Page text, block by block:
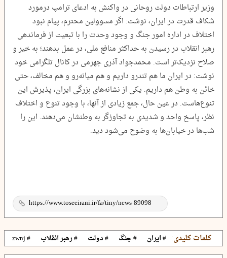
وزیر ارتباطات دولت روحانی در واکنش به ادعای ترامپ درمورد
شکاف قدرت در ایران، نوشت: اگر مسوولین محترم، پیام نبود
اختلاف در اداره امور جنگ و وجود وحدت را با تبعیت از فرماندهی
رهبر انقلاب در رسیدن به حداکثر منافع ملی، در عمل بدهند؛ به خیر و
صلاح نزدیک‌تر است. محمدجواد آذری جهرمی در کانال تلگرامی خود
نوشت: در ایران ما هم تندرو داریم و هم میانه‌رو و هم مخالف، حتی
خائن به وطن هم داریم. یکی از نشانه‌های بزرگی ایران، پذیرش این
تنوع‌هاست. در عین حال، جمع زیادی از آنها، با وجود تنوع و اختلاف
نظر، پاسخ واحد و شدیدی به تجاوزگر به وطنشان می‌دهند. این را
شب‌ها در خیابان‌ها به وضوح می‌شود دید.
کلمات کلیدی: # ایران # جنگ # دولت # رهبر انقلاب # zwnj